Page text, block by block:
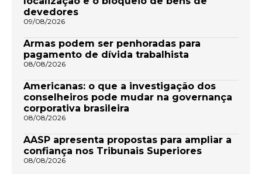
devedores
09/08/2026
Armas podem ser penhoradas para
pagamento de dívida trabalhista
08/08/2026
Americanas: o que a investigação dos
conselheiros pode mudar na governança
corporativa brasileira
08/08/2026
AASP apresenta propostas para ampliar a
confiança nos Tribunais Superiores
08/08/2026